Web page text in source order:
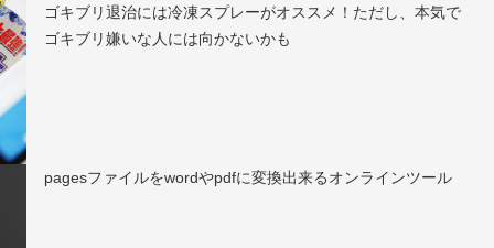
ゴキブリ退治には冷凍スプレーがオススメ！ただし、本気で
ゴキブリ嫌いな人には向かないかも
pagesファイルをwordやpdfに変換出来るオンラインツール